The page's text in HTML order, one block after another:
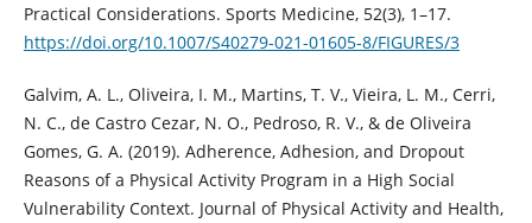
Practical Considerations. Sports Medicine, 52(3), 1–17.
https://doi.org/10.1007/S40279-021-01605-8/FIGURES/3
Galvim, A. L., Oliveira, I. M., Martins, T. V., Vieira, L. M., Cerri,
N. C., de Castro Cezar, N. O., Pedroso, R. V., & de Oliveira
Gomes, G. A. (2019). Adherence, Adhesion, and Dropout
Reasons of a Physical Activity Program in a High Social
Vulnerability Context. Journal of Physical Activity and Health,